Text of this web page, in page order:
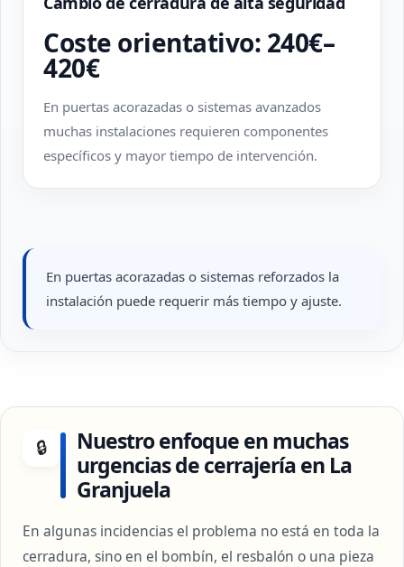
Coste orientativo: 240€–
420€
En puertas acorazadas o sistemas avanzados
muchas instalaciones requieren componentes
específicos y mayor tiempo de intervención.
En puertas acorazadas o sistemas reforzados la
instalación puede requerir más tiempo y ajuste.
🔒
Nuestro enfoque en muchas
urgencias de cerrajería en La
Granjuela
En algunas incidencias el problema no está en toda la
cerradura, sino en el bombín, el resbalón o una pieza